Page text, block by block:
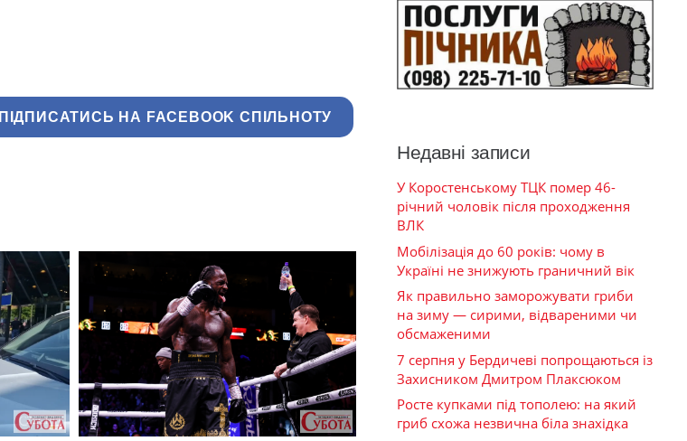
ПІДПИСАТИСЬ НА FACEBOOK СПІЛЬНОТУ
Недавні записи
У Коростенському ТЦК помер 46-
річний чоловік після проходження
ВЛК
Мобілізація до 60 років: чому в
Україні не знижують граничний вік
Як правильно заморожувати гриби
на зиму — сирими, відвареними чи
обсмаженими
7 серпня у Бердичеві попрощаються із
Захисником Дмитром Плаксюком
Росте купками під тополею: на який
гриб схожа незвична біла знахідка